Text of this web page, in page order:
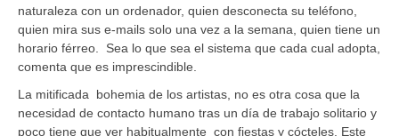
naturaleza con un ordenador, quien desconecta su teléfono,
quien mira sus e-mails solo una vez a la semana, quien tiene un
horario férreo. Sea lo que sea el sistema que cada cual adopta,
comenta que es imprescindible.
La mitificada bohemia de los artistas, no es otra cosa que la
necesidad de contacto humano tras un día de trabajo solitario y
poco tiene que ver habitualmente con fiestas y cócteles. Este